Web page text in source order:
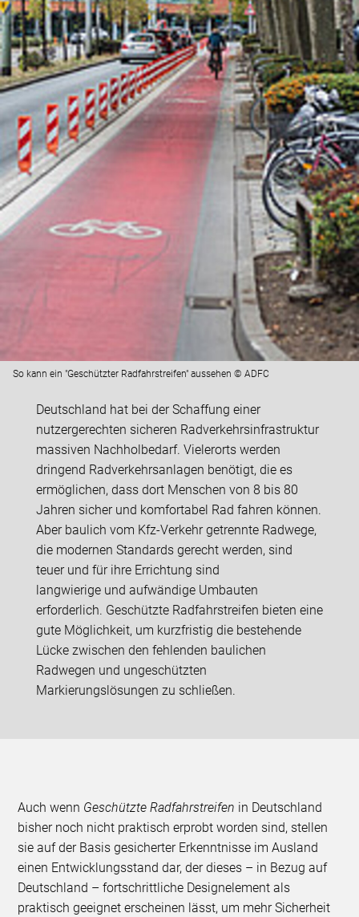
So kann ein "Geschützter Radfahrstreifen" aussehen © ADFC
Deutschland hat bei der Schaffung einer
nutzergerechten sicheren Radverkehrsinfrastruktur
massiven Nachholbedarf. Vielerorts werden
dringend Radverkehrsanlagen benötigt, die es
ermöglichen, dass dort Menschen von 8 bis 80
Jahren sicher und komfortabel Rad fahren können.
Aber baulich vom Kfz-Verkehr getrennte Radwege,
die modernen Standards gerecht werden, sind
teuer und für ihre Errichtung sind
langwierige und aufwändige Umbauten
erforderlich. Geschützte Radfahrstreifen bieten eine
gute Möglichkeit, um kurzfristig die bestehende
Lücke zwischen den fehlenden baulichen
Radwegen und ungeschützten
Markierungslösungen zu schließen.
Auch wenn Geschützte Radfahrstreifen in Deutschland
bisher noch nicht praktisch erprobt worden sind, stellen
sie auf der Basis gesicherter Erkenntnisse im Ausland
einen Entwicklungsstand dar, der dieses – in Bezug auf
Deutschland – fortschrittliche Designelement als
praktisch geeignet erscheinen lässt, um mehr Sicherheit